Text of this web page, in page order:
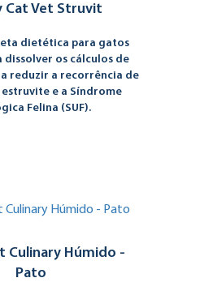
Cat Vet Struvit
dietética para gatos
dissolver os cálculos de
reduzir a recorrência de
estruvite e a Síndrome
Felina (SUF).
Culinary Húmido -
Pato